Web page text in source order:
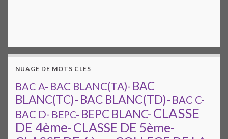
NUAGE DE MOTS CLES
BAC A- BAC BLANC(TA)- BAC
BLANC(TC)- BAC BLANC(TD)- BAC C-
BAC D- BEPC- BEPC BLANC-CLASSE
DE 4ème-CLASSE DE 5ème-